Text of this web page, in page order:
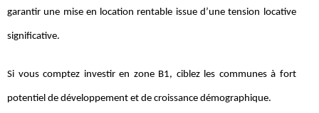
garantir une mise en location rentable issue d’une tension locative
significative.
Si vous comptez investir en zone B1, ciblez les communes à fort
potentiel de développement et de croissance démographique.